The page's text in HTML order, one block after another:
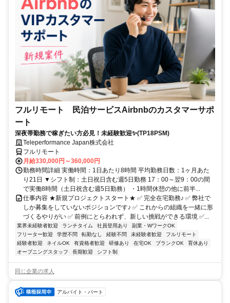
フルリモート 民泊サービスAirbnbのカスタマーサポ
ート
深夜帯勤務で稼ぎたい方必見！未経験歓迎✨(TP18PSM)
Teleperformance Japan株式会社
フルリモート
月給330,000円～360,000円
勤務時間詳細 実働時間：1日あたり8時間 平均勤務日数：1ヶ月あた
り21日 ▼シフト制：土日祝日含む週5日勤務 17：00～翌9：00の間
で実働8時間（土日祝含む週5日勤務） ・1時間休憩の他に前半...
仕事内容 ★新規プロジェクトスタート★ ✅ 完全在宅勤務♪ ✅ 弊社で
しか募集をしていないポジションです♪ ✅ これからの組織を一緒に形
づくるやりがい ✅ 前例にとらわれず、新しい挑戦ができる環境 ✅...
業界未経験者歓迎 ランチタイム 社員登用あり
副業・WワークOK
フリーター歓迎
学歴不問 転勤なし 経験不問 未経験者歓迎
フルリモート
経験者歓迎
ネイルOK 有資格者歓迎 研修あり 在宅OK ブランクOK
育休あり
オープニングスタッフ
長期歓迎 シフト制
同じ企業の求人
アルバイト・パート